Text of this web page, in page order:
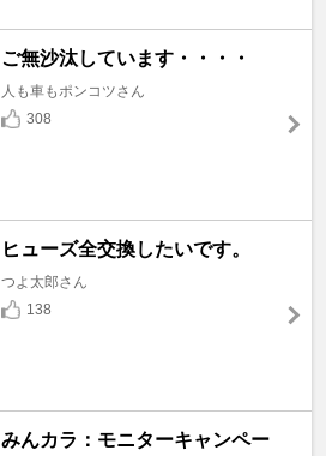
ご無沙汰しています・・・・
人も車もポンコツさん
308
ヒューズ全交換したいです。
つよ太郎さん
138
みんカラ：モニターキャンペー